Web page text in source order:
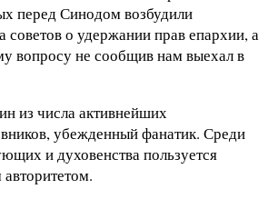
перед Синодом возбудили
советов о удержании прав епархии, а
вопросу не сообщив нам выехал в
из числа активнейших
убежденный фанатик. Среди
и духовенства пользуется